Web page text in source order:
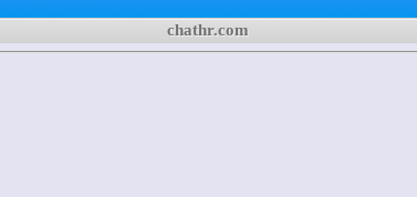
chathr.com